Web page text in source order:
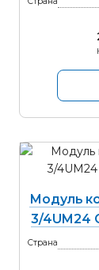
Модуль
3/4UM24
Страна